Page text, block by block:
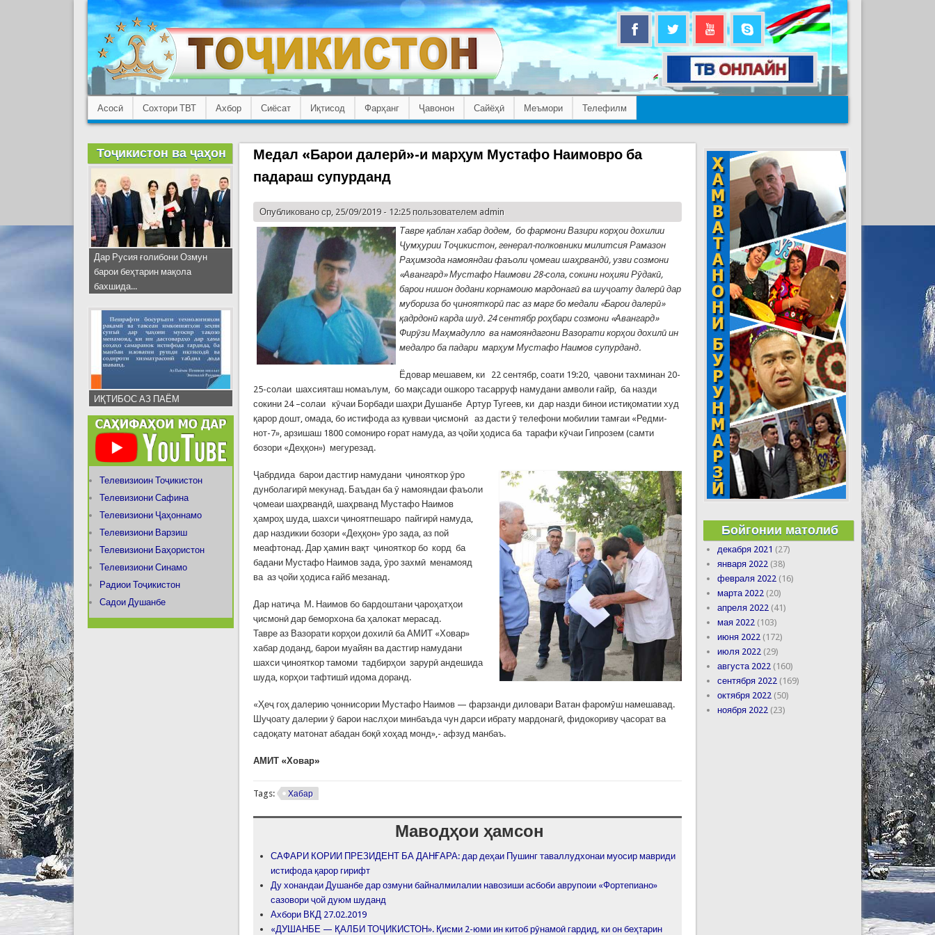
Асосӣ Сохтори ТВТ Ахбор Сиёсат Иқтисод Фарҳанг Ҷавонон Сайёҳӣ Меъмори Телефилм
Медал «Барои далерӣ»-и марҳум Мустафо Наимовро ба
падараш супурданд
Опубликовано ср, 25/09/2019 - 12:25 пользователем admin
Тавре қаблан хабар додем, бо фармони Вазири корҳои дохилии
Ҷумҳурии Тоҷикистон, генерал-полковники милитсия Рамазон
Раҳимзода намояндаи фаъоли ҷомеаи шаҳрвандӣ, узви созмони
«Авангард» Мустафо Наимови 28-сола, сокини ноҳияи Рӯдакӣ,
барои нишон додани корнамоию мардонагӣ ва шуҷоату далерӣ дар
мубориза бо ҷинояткорӣ пас аз марг бо медали «Барои далерӣ»
қадрдонӣ карда шуд. 24 сентябр роҳбари созмони «Авангард»
Фирӯзи Маҳмадулло ва намояндагони Вазорати корҳои дохилӣ ин
медалро ба падари марҳум Мустафо Наимов супурданд.
Ёдовар мешавем, ки 22 сентябр, соати 19:20, ҷавони тахминан 20-
25-солаи шахсияташ номаълум, бо мақсади ошкоро тасарруф намудани амволи ғайр, ба назди
сокини 24 –солаи кӯчаи Борбади шаҳри Душанбе Артур Тугеев, ки дар назди бинои истиқоматии худ
қарор дошт, омада, бо истифода аз қувваи ҷисмонӣ аз дасти ӯ телефони мобилии тамғаи «Редми-
нот-7», арзишаш 1800 сомониро ғорат намуда, аз ҷойи ҳодиса ба тарафи кӯчаи Гипрозем (самти
бозори «Деҳқон») мегурезад.
Ҷабрдида барои дастгир намудани ҷинояткор ӯро
дунболагирӣ мекунад. Баъдан ба ӯ намояндаи фаъоли
ҷомеаи шаҳрвандӣ, шаҳрванд Мустафо Наимов
ҳамроҳ шуда, шахси ҷиноятпешаро пайгирӣ намуда,
дар наздикии бозори «Деҳқон» ӯро зада, аз пой
меафтонад. Дар ҳамин вақт ҷинояткор бо корд ба
бадани Мустафо Наимов зада, ӯро захмӣ менамояд
ва аз ҷойи ҳодиса ғайб мезанад.
Дар натиҷа М. Наимов бо бардоштани ҷароҳатҳои
ҷисмонӣ дар беморхона ба ҳалокат мерасад.
Тавре аз Вазорати корҳои дохилӣ ба АМИТ «Ховар»
хабар доданд, барои муайян ва дастгир намудани
шахси ҷинояткор тамоми тадбирҳои зарурӣ андешида
шуда, корҳои тафтишӣ идома доранд.
«Ҳеҷ гоҳ далерию ҷоннисории Мустафо Наимов — фарзанди диловари Ватан фаромӯш намешавад.
Шуҷоату далерии ӯ барои наслҳои минбаъда чун дарси ибрату мардонагӣ, фидокориву ҷасорат ва
садоқату матонат абадан боқӣ хоҳад монд»,- афзуд манбаъ.
АМИТ «Ховар»
Tags: Хабар
Маводҳои ҳамсон
САФАРИ КОРИИ ПРЕЗИДЕНТ БА ДАНҒАРА: дар деҳаи Пушинг таваллудхонаи муосир мавриди
истифода қарор гирифт
Ду хонандаи Душанбе дар озмуни байналмилалии навозиши асбоби аврупоии «Фортепиано»
сазовори ҷой дуюм шуданд
Ахбори ВКД 27.02.2019
«ДУШАНБЕ — ҚАЛБИ ТОҶИКИСТОН». Қисми 2-юми ин китоб рӯнамоӣ гардид, ки он беҳтарин
Тоҷикистон ва ҷаҳон
Дар Русия ғолибони Озмун
барои беҳтарин мақола
бахшида...
ИҚТИБОС АЗ ПАЁМ
Телевизиоин Тоҷикистон
Телевизиони Сафина
Телевизиони Ҷаҳоннамо
Телевизиони Варзиш
Телевизиони Баҳористон
Телевизиони Синамо
Радиои Тоҷикистон
Садои Душанбе
Бойгонии матолиб
декабря 2021 (27)
января 2022 (38)
февраля 2022 (16)
марта 2022 (20)
апреля 2022 (41)
мая 2022 (103)
июня 2022 (172)
июля 2022 (29)
августа 2022 (160)
сентября 2022 (169)
октября 2022 (50)
ноября 2022 (23)